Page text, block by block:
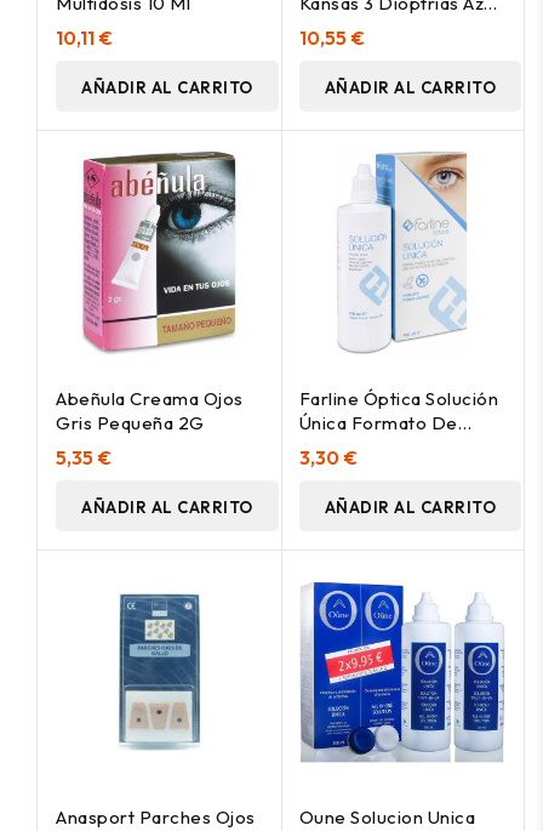
10,11 €
AÑADIR AL CARRITO
1 Unidad
10,55 €
AÑADIR AL CARRITO
Abeñula Creama Ojos
Gris Pequeña 2G
5,35 €
AÑADIR AL CARRITO
Farline Óptica Solución
Única Formato De
Viaje, 100 Ml
3,30 €
AÑADIR AL CARRITO
Anasport Parches Ojos
Oune Solucion Unica